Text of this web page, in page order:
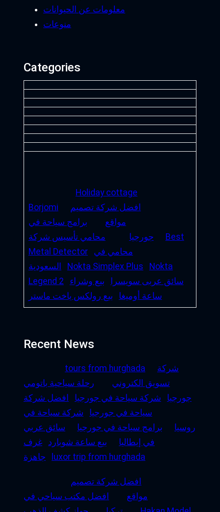
معلومات عن الحيوانات
منوعات
Categories
Holiday cottage
Borjomi
افضل شركة تصميم
مواقع
برامج سياحة في
جورجيا
محامي تأسيس شركة
Best
Metal Detector
محامي في
السعودية
Nokta Simplex Plus
Nokta
Legend 2
سائق عربى سويسرا
بيع وشراء
ساعة أوميغا
بيع رولكس ياخت ماستر
Recent News
tours from hurghada
شركة
تسويق الكتروني
رحلة سياحية باتومي
جورجيا
شركة سياحة في جورجيا
افضل شركة
سياحة في جورجيا
شركة سياحة في
روسيا
برامج سياحة في جورجيا
سائق عربي
في إيطاليا
بيع ساعة شوبارد
غرف
جاهزة
luxor trip from hurghada
افضل شركة تصميم
مواقع
افضل مكتب سياحي في